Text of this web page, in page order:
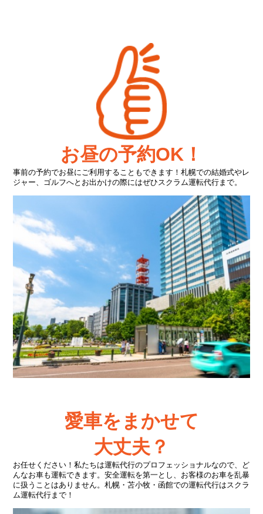
お昼の予約OK！
事前の予約でお昼にご利用することもできます！札幌での結婚式やレ
ジャー、ゴルフへとお出かけの際にはぜひスクラム運転代行まで。
愛車をまかせて
大丈夫？
お任せください！私たちは運転代行のプロフェッショナルなので、ど
んなお車も運転できます。安全運転を第一とし、お客様のお車を乱暴
に扱うことはありません。札幌・苫小牧・函館での運転代行はスクラ
ム運転代行まで！